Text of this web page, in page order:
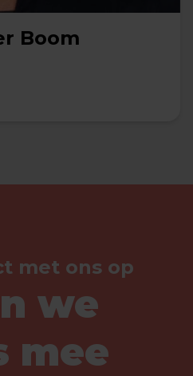
Boom
met ons op
we
mee